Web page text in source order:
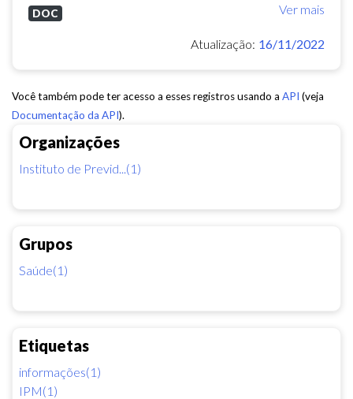
Organizações
Instituto de Previd...(1)
Grupos
Saúde(1)
Etiquetas
informações(1)
IPM(1)
Ver mais
DOC
Atualização: 16/11/2022
Você também pode ter acesso a esses registros usando a API (veja
Documentação da API).